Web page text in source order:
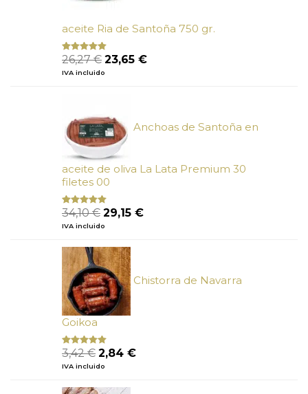
aceite Ria de Santoña 750 gr.
Valorado
con
5
26,27€ El
precio
23,65 €El
IVA incluido
Anchoas de Santoña en
aceite de oliva La Lata Premium 30
filetes 00
Valorado
con
de 5
34,10€ El
precio
era:
34,10 €.
29,15 €El
IVA incluido
Chistorra de Navarra
Goikoa
Valorado
con
de 5
3,42€ El
precio
era:
2,84 €El
IVA incluido